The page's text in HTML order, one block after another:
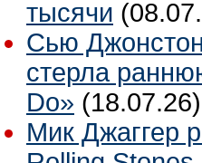
тысячи
Сью
стерла
Do» (18.07.26)
Мик Джаггер